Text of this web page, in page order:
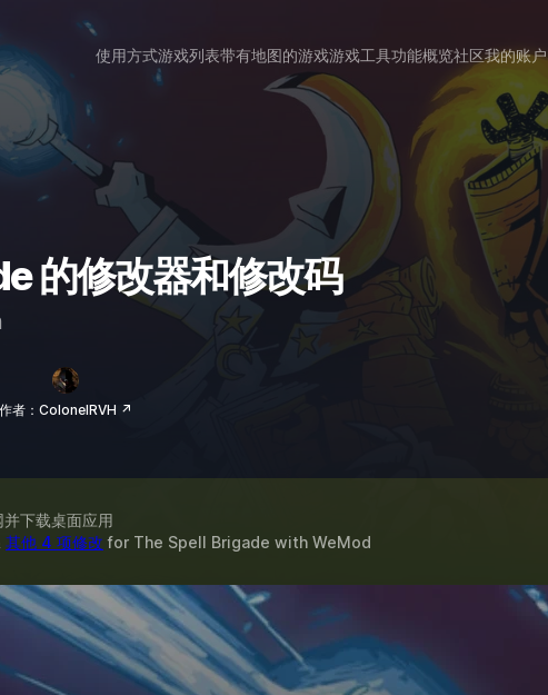
使用方式游戏列表带有地图的游戏游戏工具功能概览社区我的账户
的修改器和修改码
作者：ColonelRVH ↗
下载桌面应用
其他 4 项修改 for The Spell Brigade with WeMod